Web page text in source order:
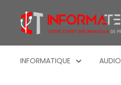
contenu
Informatech
-
expert
INFORMATIQUE AUDIO